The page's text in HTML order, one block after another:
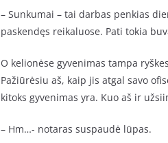
– Sunkumai – tai darbas penkias
paskendęs reikaluose. Pati tokia
O kelionėse gyvenimas tampa
Pažiūrėsiu aš, kaip jis atgal savo
kitoks gyvenimas yra. Kuo aš ir
– Hm…- notaras suspaudė lūpas.